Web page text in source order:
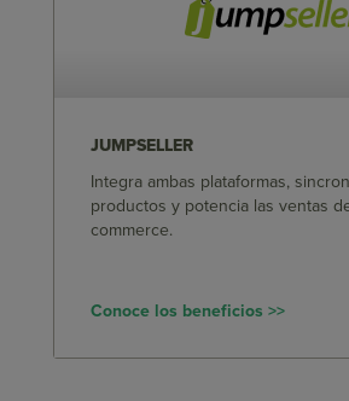
JUMPSELLER
Integra ambas plataformas,
productos y potencia las ventas
commerce.
Conoce los beneficios >>